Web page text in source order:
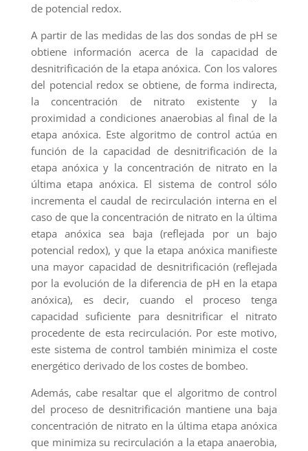
de potencial redox.
A partir de las medidas de las dos sondas de pH se
obtiene información acerca de la capacidad de
desnitrificación de la etapa anóxica. Con los valores
del potencial redox se obtiene, de forma indirecta,
la concentración de nitrato existente y la
proximidad a condiciones anaerobias al final de la
etapa anóxica. Este algoritmo de control actúa en
función de la capacidad de desnitrificación de la
etapa anóxica y la concentración de nitrato en la
última etapa anóxica. El sistema de control sólo
incrementa el caudal de recirculación interna en el
caso de que la concentración de nitrato en la última
etapa anóxica sea baja (reflejada por un bajo
potencial redox), y que la etapa anóxica manifieste
una mayor capacidad de desnitrificación (reflejada
por la evolución de la diferencia de pH en la etapa
anóxica), es decir, cuando el proceso tenga
capacidad suficiente para desnitrificar el nitrato
procedente de esta recirculación. Por este motivo,
este sistema de control también minimiza el coste
energético derivado de los costes de bombeo.
Además, cabe resaltar que el algoritmo de control
del proceso de desnitrificación mantiene una baja
concentración de nitrato en la última etapa anóxica
que minimiza su recirculación a la etapa anaerobia,